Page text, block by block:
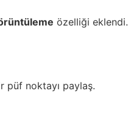
özelliği eklendi.
püf noktayı paylaş.